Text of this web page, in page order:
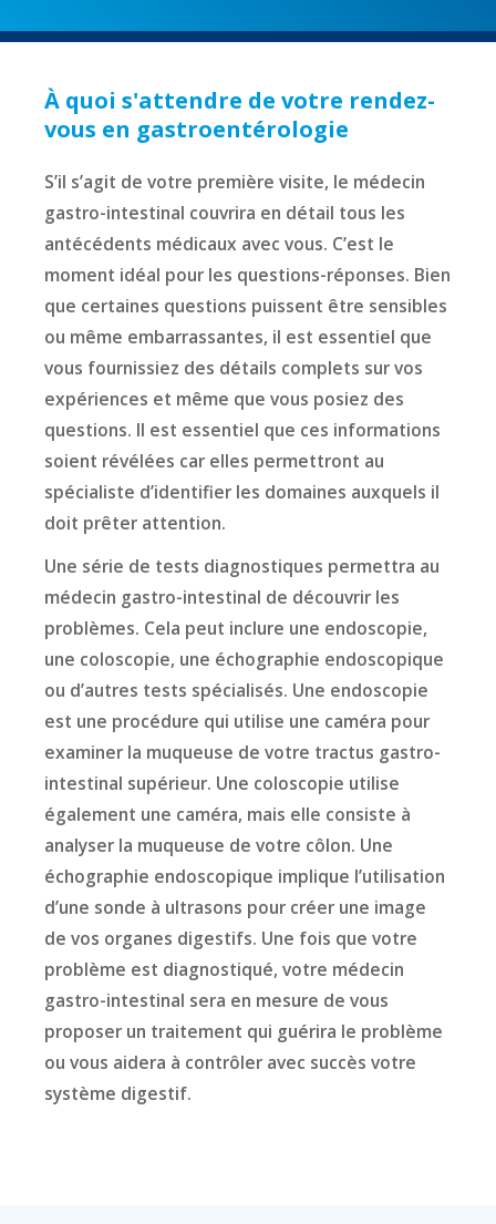
À quoi s'attendre de votre rendez-
vous en gastroentérologie
S’il s’agit de votre première visite, le médecin
gastro-intestinal couvrira en détail tous les
antécédents médicaux avec vous. C’est le
moment idéal pour les questions-réponses. Bien
que certaines questions puissent être sensibles
ou même embarrassantes, il est essentiel que
vous fournissiez des détails complets sur vos
expériences et même que vous posiez des
questions. Il est essentiel que ces informations
soient révélées car elles permettront au
spécialiste d’identifier les domaines auxquels il
doit prêter attention.
Une série de tests diagnostiques permettra au
médecin gastro-intestinal de découvrir les
problèmes. Cela peut inclure une endoscopie,
une coloscopie, une échographie endoscopique
ou d’autres tests spécialisés. Une endoscopie
est une procédure qui utilise une caméra pour
examiner la muqueuse de votre tractus gastro-
intestinal supérieur. Une coloscopie utilise
également une caméra, mais elle consiste à
analyser la muqueuse de votre côlon. Une
échographie endoscopique implique l’utilisation
d’une sonde à ultrasons pour créer une image
de vos organes digestifs. Une fois que votre
problème est diagnostiqué, votre médecin
gastro-intestinal sera en mesure de vous
proposer un traitement qui guérira le problème
ou vous aidera à contrôler avec succès votre
système digestif.